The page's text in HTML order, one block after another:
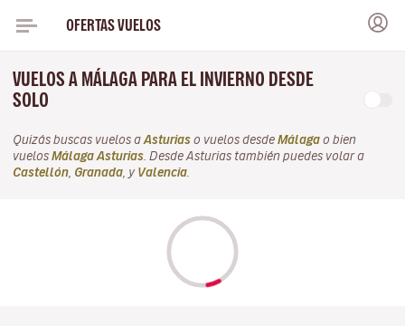
OFERTAS VUELOS
VUELOS A MÁLAGA PARA EL INVIERNO DESDE
SOLO
Quizás buscas vuelos a Asturias o vuelos desde Málaga o bien
vuelos Málaga Asturias . Desde Asturias también puedes volar a
Castellón Granada , y Valencia